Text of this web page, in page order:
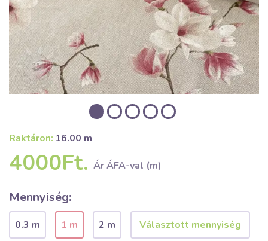
Raktáron: 16.00 m
4000Ft. Ár ÁFA-val (m)
Mennyiség:
0.3 m 1 m
2 m